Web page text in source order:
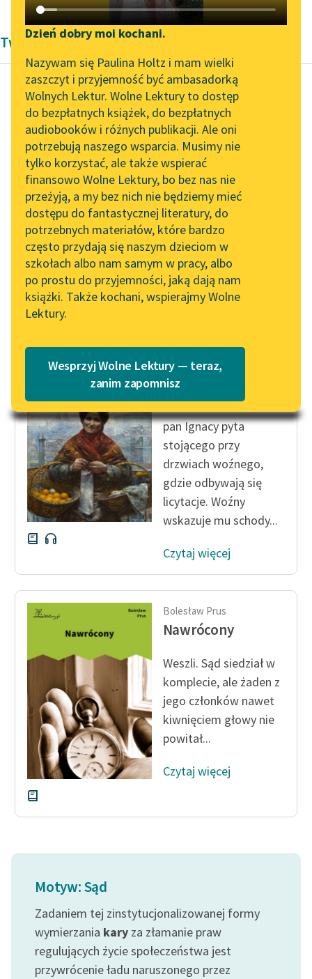
Katalog DAISY
Podkasty o książkach
Zgłoś brak utworu
Aktualności
Spotkanie z Katarzyną
Tunkiel w Oslo
Wolne Lektury na 32.
Pol’and’Rock Festivalu
„Kochanek Lady
Chatterley” do słuchania
na Wolnych Lekturach
Nowy audiobook –
„Marzenie o Oriencie”
Sophie Elkan
Kolekcja Nadwyraz.com x
Wolne Lektury – idealna na
Lektury szkolne i klasyka
literatury do słuchania dla
uczennic i uczniów z
niepełnosprawnościami
E-kolekcja lektur
szkolnych i literatury do
słuchania dla uczennic i
uczniów z
Feministyczne inspiracje.
Popularyzacja
skandynawskiej literatury
feministycznej
Ręce pełne poezji
Kolekcje edukacyjne
twórców przechodzących
do domeny publicznej,
lektur szkolnych oraz
Starego Testamentu
Odkurzamy bohaterów
Szkoła Poezji Wolnych
Narzędzia
Mapa Wolnych Lektur
Leśmianator
Przewodnik dla piszących i
czytających
API
OAI-PMH
Widget Wolnych Lektur
Przypisy
Katalog w formacie PDF
O nas
Kontakt
O projekcie
Zespół
Dzień dobry moi kochani.
Nazywam się Paulina Holtz i mam wielki
zaszczyt i przyjemność być ambasadorką
Wolnych Lektur. Wolne Lektury to dostęp
do bezpłatnych książek, do bezpłatnych
audiobooków i różnych publikacji. Ale oni
potrzebują naszego wsparcia. Musimy nie
tylko korzystać, ale także wspierać
finansowo Wolne Lektury, bo bez nas nie
przeżyją, a my bez nich nie będziemy mieć
dostępu do fantastycznej literatury, do
potrzebnych materiałów, które bardzo
często przydają się naszym dzieciom w
szkołach albo nam samym w pracy, albo
po prostu do przyjemności, jaką dają nam
książki. Także kochani, wspierajmy Wolne
Lektury.
Wesprzyj Wolne Lektury — teraz,
zanim zapomnisz
Twórczość Pozytywizm Bolesław Prus
Bolesław Prus
Lalka, tom
pierwszy
Ponieważ pan Ignacy
nie chce być tym
człowiekiem, więc
spiesznie ucieka na dół,
potrącając młode...
Czytaj więcej
Lalka, tom
pierwszy
pan Ignacy pyta
stojącego przy
drzwiach woźnego,
gdzie odbywają się
licytacje. Woźny
wskazuje mu schody...
Czytaj więcej
Bolesław Prus
Nawrócony
Weszli. Sąd siedział w
komplecie, ale żaden z
jego członków nawet
kiwnięciem głowy nie
powitał...
Czytaj więcej
Motyw: Sąd
Zadaniem tej zinstytucjonalizowanej formy
wymierzania kary za złamanie praw
regulujących życie społeczeństwa jest
przywrócenie ładu naruszonego przez